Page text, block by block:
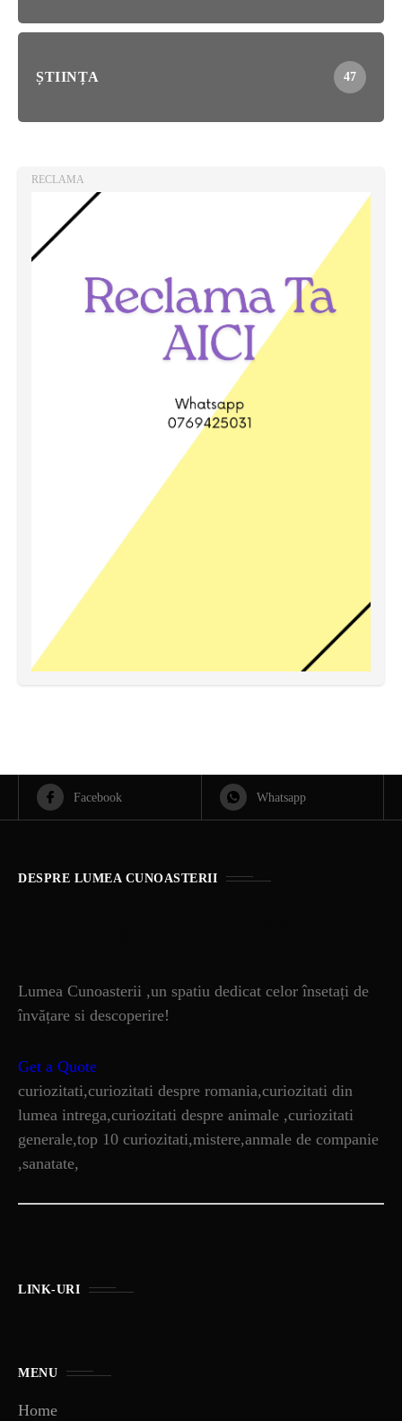
ȘTIINȚA 47
RECLAMA
Facebook Whatsapp
DESPRE LUMEA CUNOASTERII
Lumea Cunoasterii ,un spatiu dedicat celor însetați de
învățare si descoperire!
Get a Quote
curiozitati,curiozitati despre romania,curiozitati din
lumea intrega,curiozitati despre animale ,curiozitati
generale,top 10 curiozitati,mistere,anmale de companie
,sanatate,
LINK-URI
MENU
Home